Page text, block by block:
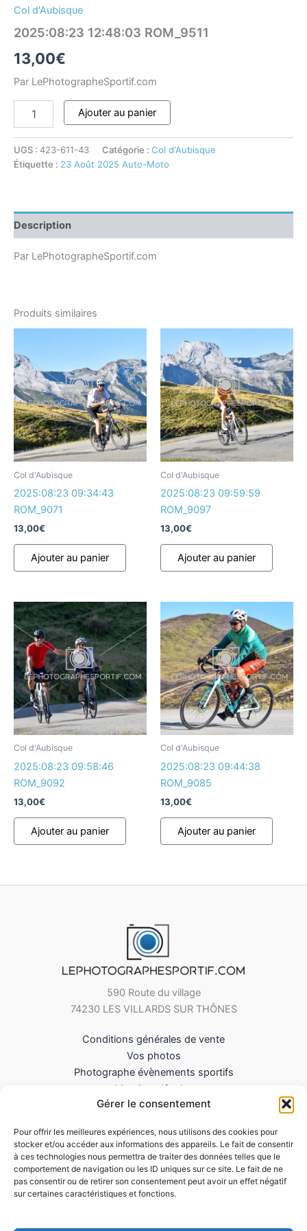
Gérer le consentement
Pour offrir les meilleures expériences, nous utilisons des cookies pour
stocker et/ou accéder aux informations des appareils. Le fait de consentir
à ces technologies nous permettra de traiter des données telles que le
comportement de navigation ou les ID uniques sur ce site. Le fait de ne
pas consentir ou de retirer son consentement peut avoir un effet négatif
sur certaines caractéristiques et fonctions.
Col d'Aubisque
2025:08:23 12:48:03 ROM_9511
13,00€
Par LePhotographeSportif.com
Ajouter au panier
UGS : 423-611-43 Catégorie : Col d'Aubisque
Étiquette : 23 Août 2025 Auto-Moto
Description
Par LePhotographeSportif.com
Produits similaires
Col d'Aubisque
2025:08:23 09:34:43
ROM_9071
13,00€
Ajouter au panier
Col d'Aubisque
2025:08:23 09:59:59
ROM_9097
13,00€
Ajouter au panier
Col d'Aubisque
2025:08:23 09:58:46
ROM_9092
13,00€
Ajouter au panier
Col d'Aubisque
2025:08:23 09:44:38
ROM_9085
13,00€
Ajouter au panier
590 Route du village
74230 LES VILLARDS SUR THÔNES
Conditions générales de vente
Vos photos
Photographe évènements sportifs
Mentions légales
Mes Téléchargements
Politique de cookies (UE)